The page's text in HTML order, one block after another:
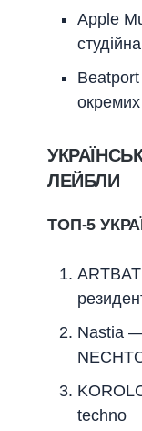
Apple
окремих
ЛЕЙБЛИ
ТОП-5
Nastia
techno